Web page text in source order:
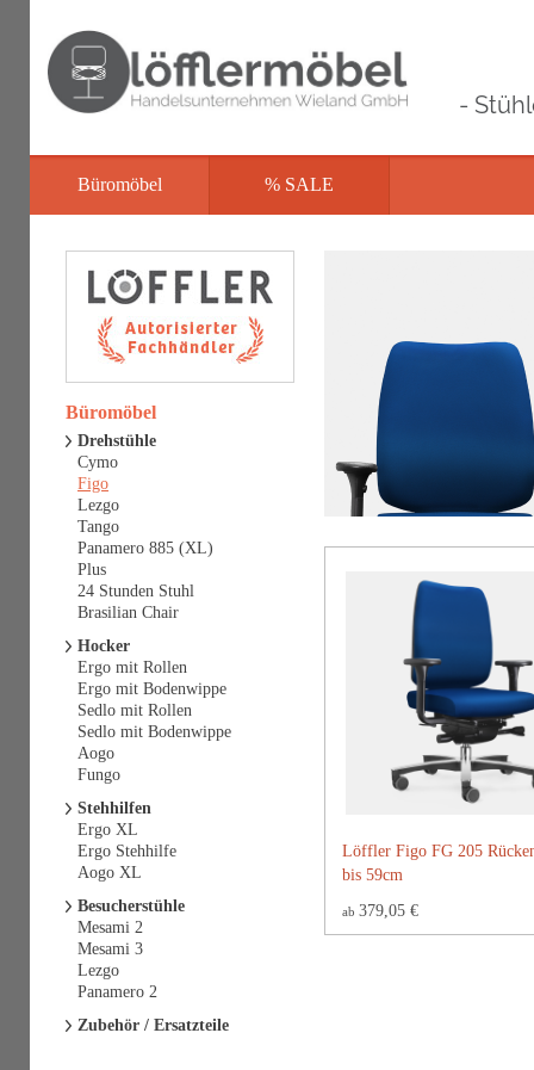
-
Büromöbel % SALE
Löffler Figo FG 205
bis 59cm
ab 379,05 €
Büromöbel
Drehstühle
Cymo
Figo
Lezgo
Tango
Panamero 885 (XL)
Plus
24 Stunden Stuhl
Brasilian Chair
Hocker
Ergo mit Rollen
Ergo mit Bodenwippe
Sedlo mit Rollen
Sedlo mit Bodenwippe
Aogo
Fungo
Stehhilfen
Ergo XL
Ergo Stehhilfe
Aogo XL
Besucherstühle
Mesami 2
Mesami 3
Lezgo
Panamero 2
Zubehör / Ersatzteile